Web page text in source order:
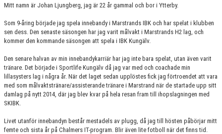
Mitt namn är Johan Ljungberg, jag är 22 år gammal och bor i Ytterby.
Som 9-åring började jag spela innebandy i Marstrands IBK och har spelat i klubben
sen dess. Den senaste säsongen har jag varit målvakt i Marstrands H2 lag, och
kommer den kommande säsongen att spela i IBK Kungälv.
Den senare halvan av min innebandykarriär har jag inte bara spelat, utan även varit
tränare. Det började i Sportlife Kungälv då jag var med och coachade min
lillasysters lag i några år. När det laget sedan upplöstes fick jag förtroendet att vara
med som målvaktstränare/assisterande tränare i Marstrand när de startade upp sitt
damlag på nytt 2014, där jag blev kvar på hela resan fram till ihopslagningen med
SKIBK.
Livet utanför innebandyn består mestadels av plugg, då jag till hösten påbörjar mitt
femte och sista år på Chalmers IT-program. Blir även lite fotboll när det finns tid.